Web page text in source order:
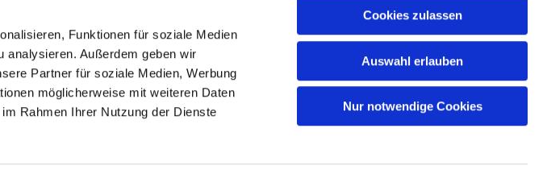
Funktionen für soziale Medien
analysieren. Außerdem geben wir
Partner für soziale Medien, Werbung
möglicherweise mit weiteren Daten
Rahmen Ihrer Nutzung der Dienste
Cookies zulassen
Auswahl erlauben
Nur notwendige Cookies
Berlin+49303943498 kuesterei@ev-gemeinde-tiergarten.de
Impressum